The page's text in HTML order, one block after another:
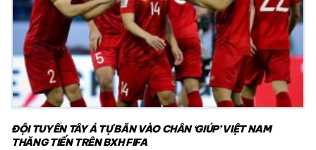
ĐỘI TUYỂN TÂY Á TỰ BẮN VÀO CHÂN ‘GIÚP’ VIỆT NAM
THĂNG TIẾN TRÊN BXH FIFA